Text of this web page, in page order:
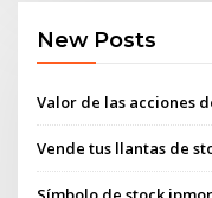
New Posts
Valor de las acciones
Vende tus llantas de